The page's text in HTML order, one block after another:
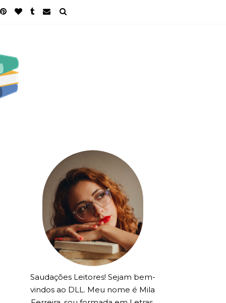
Saudações Leitores! Sejam bem-
vindos ao DLL. Meu nome é Mila